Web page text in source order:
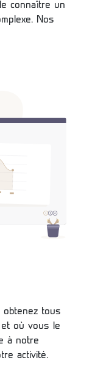
connaître un
Nos
obtenez tous
où vous le
à notre
activité.